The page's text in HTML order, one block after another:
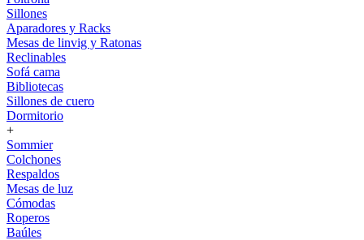
Sillones
Aparadores y Racks
Mesas de linvig y Ratonas
Reclinables
Sofá cama
Bibliotecas
Sillones de cuero
Dormitorio
+
Sommier
Colchones
Respaldos
Mesas de luz
Cómodas
Roperos
Baúles